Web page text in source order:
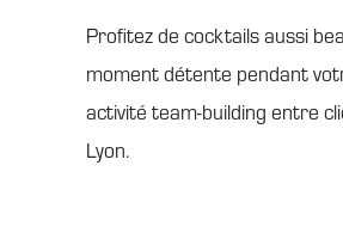
Profitez de cocktails aussi
moment détente pendant
activité team-building entre
Lyon.